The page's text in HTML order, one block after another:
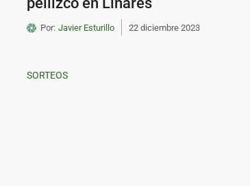
Por: Javier Esturillo 22 diciembre 2023
SORTEOS